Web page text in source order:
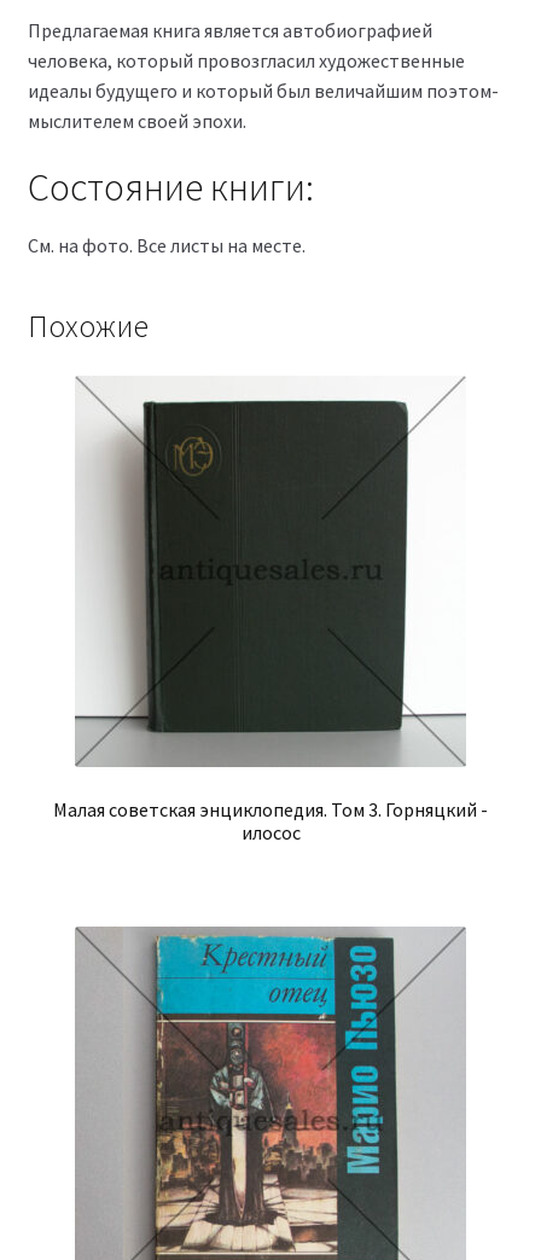
Предлагаемая книга является автобиографией
человека, который провозгласил художественные
идеалы будущего и который был величайшим поэтом-
мыслителем своей эпохи.
Состояние книги:
См. на фото. Все листы на месте.
Похожие
Малая советская энциклопедия. Том 3. Горняцкий -
илосос